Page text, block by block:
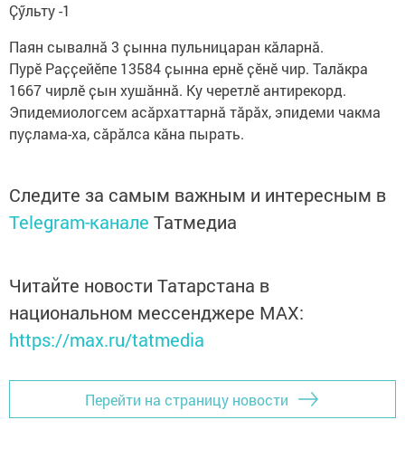
Ҫӳльту -1
Паян сывалнӑ 3 ҫынна пульницаран кӑларнӑ.
Пурӗ Раҫҫейӗпе 13584 ҫынна ернӗ ҫӗнӗ чир. Талӑкра
1667 чирлӗ ҫын хушӑннӑ. Ку черетлӗ антирекорд.
Эпидемиологсем асӑрхаттарнӑ тӑрӑх, эпидеми чакма
пуҫлама-ха, сӑрӑлса кӑна пырать.
Следите за самым важным и интересным в
Telegram-канале Татмедиа
Читайте новости Татарстана в
национальном мессенджере MАХ:
https://max.ru/tatmedia
Перейти на страницу новости